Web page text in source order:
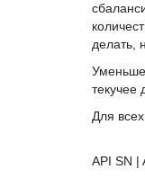
делать,
текучее
Для
API SN |